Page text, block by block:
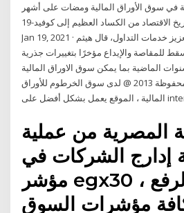
في سوق الأوراق المالية ومضات على أشهر
الأيام السوداء قتامة في تاريخ الاقتصاد من الكساد العظيم إلى كوفيد-19
Jan 19, 2021 · تعزيز الخدمات وفي مجال تعزيز خدمات التداول، قال هيثم
للمقاصة والإيداع مؤخرًا بتغييرات جذرية
الماضية بما يمكن سوق الاوراق المالية
من جميع حقوق الطبع محفوظة 2013 @ لدى سوق الخرطوم للأوراق
المصرية من عملية
إدارج الشركات في
مؤشر egx30 ، ضمن سعيها لرفع
مؤشرات السوق